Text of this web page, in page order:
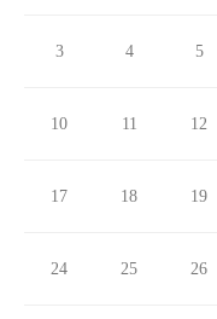
3 4 5
10 11 12
17 18 19
24 25 26